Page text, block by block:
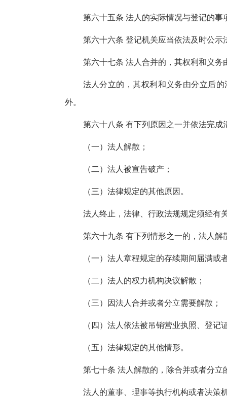
第六十五条 法人的实际情况与登记的
第六十六条 登记机关应当依法及时公示
第六十七条 法人合并的，其权利和义务
法人分立的，其权利和义务由分立后
外。
第六十八条 有下列原因之一并依法完成
（一）法人解散；
（二）法人被宣告破产；
（三）法律规定的其他原因。
法人终止，法律、行政法规规定须经有
第六十九条 有下列情形之一的，法人解
（一）法人章程规定的存续期间届满
（二）法人的权力机构决议解散；
（三）因法人合并或者分立需要解散；
（四）法人依法被吊销营业执照、登记
（五）法律规定的其他情形。
第七十条 法人解散的，除合并或者分
法人的董事、理事等执行机构或者决策